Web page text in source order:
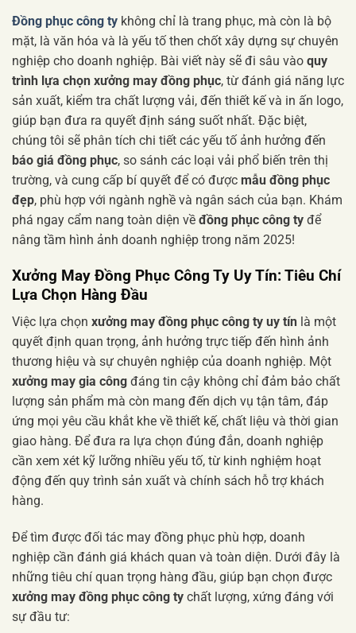
Đồng phục công ty không chỉ là trang phục, mà còn là bộ
mặt, là văn hóa và là yếu tố then chốt xây dựng sự chuyên
nghiệp cho doanh nghiệp. Bài viết này sẽ đi sâu vào quy
trình lựa chọn xưởng may đồng phục, từ đánh giá năng lực
sản xuất, kiểm tra chất lượng vải, đến thiết kế và in ấn logo,
giúp bạn đưa ra quyết định sáng suốt nhất. Đặc biệt,
chúng tôi sẽ phân tích chi tiết các yếu tố ảnh hưởng đến
báo giá đồng phục, so sánh các loại vải phổ biến trên thị
trường, và cung cấp bí quyết để có được mẫu đồng phục
đẹp, phù hợp với ngành nghề và ngân sách của bạn. Khám
phá ngay cẩm nang toàn diện về đồng phục công ty để
nâng tầm hình ảnh doanh nghiệp trong năm 2025!
Xưởng May Đồng Phục Công Ty Uy Tín: Tiêu Chí
Lựa Chọn Hàng Đầu
Việc lựa chọn xưởng may đồng phục công ty uy tín là một
quyết định quan trọng, ảnh hưởng trực tiếp đến hình ảnh
thương hiệu và sự chuyên nghiệp của doanh nghiệp. Một
xưởng may gia công đáng tin cậy không chỉ đảm bảo chất
lượng sản phẩm mà còn mang đến dịch vụ tận tâm, đáp
ứng mọi yêu cầu khắt khe về thiết kế, chất liệu và thời gian
giao hàng. Để đưa ra lựa chọn đúng đắn, doanh nghiệp
cần xem xét kỹ lưỡng nhiều yếu tố, từ kinh nghiệm hoạt
động đến quy trình sản xuất và chính sách hỗ trợ khách
hàng.
Để tìm được đối tác may đồng phục phù hợp, doanh
nghiệp cần đánh giá khách quan và toàn diện. Dưới đây là
những tiêu chí quan trọng hàng đầu, giúp bạn chọn được
xưởng may đồng phục công ty chất lượng, xứng đáng với
sự đầu tư: